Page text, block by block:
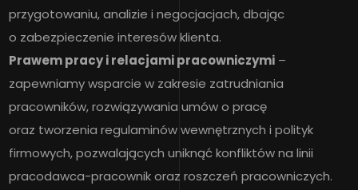
przygotowaniu, analizie i negocjacjach, dbając
o zabezpieczenie interesów klienta.
Prawem pracy i relacjami pracowniczymi–
zapewniamy wsparcie w zakresie zatrudniania
pracowników, rozwiązywania umów o pracę
oraz tworzenia regulaminów wewnętrznych i polityk
firmowych, pozwalających uniknąć konfliktów na linii
pracodawca-pracownik oraz roszczeń pracowniczych.